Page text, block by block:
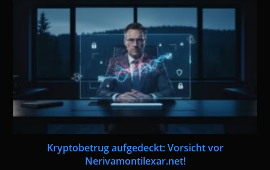
Kryptobetrug aufgedeckt: Vorsicht vor
Nerivamontilexar.net!